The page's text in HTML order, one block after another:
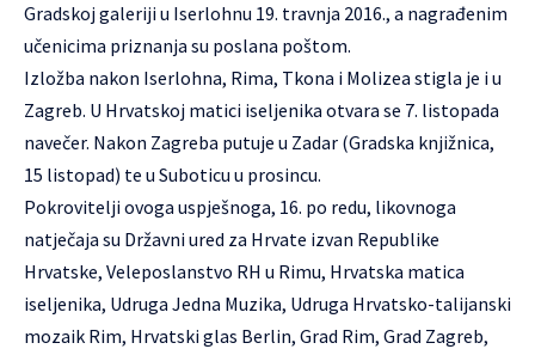
Gradskoj galeriji u Iserlohnu 19. travnja 2016., a nagrađenim
učenicima priznanja su poslana poštom.
Izložba nakon Iserlohna, Rima, Tkona i Molizea stigla je i u
Zagreb. U Hrvatskoj matici iseljenika otvara se 7. listopada
navečer. Nakon Zagreba putuje u Zadar (Gradska knjižnica,
15 listopad) te u Suboticu u prosincu.
Pokrovitelji ovoga uspješnoga, 16. po redu, likovnoga
natječaja su Državni ured za Hrvate izvan Republike
Hrvatske, Veleposlanstvo RH u Rimu, Hrvatska matica
iseljenika, Udruga Jedna Muzika, Udruga Hrvatsko-talijanski
mozaik Rim, Hrvatski glas Berlin, Grad Rim, Grad Zagreb,